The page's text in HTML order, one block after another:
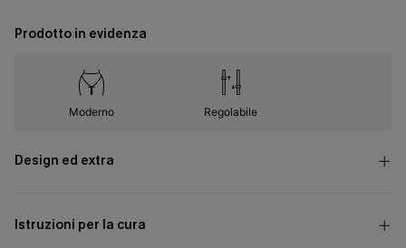
Prodotto in evidenza
Moderno Regolabile
Design ed extra
Istruzioni per la cura